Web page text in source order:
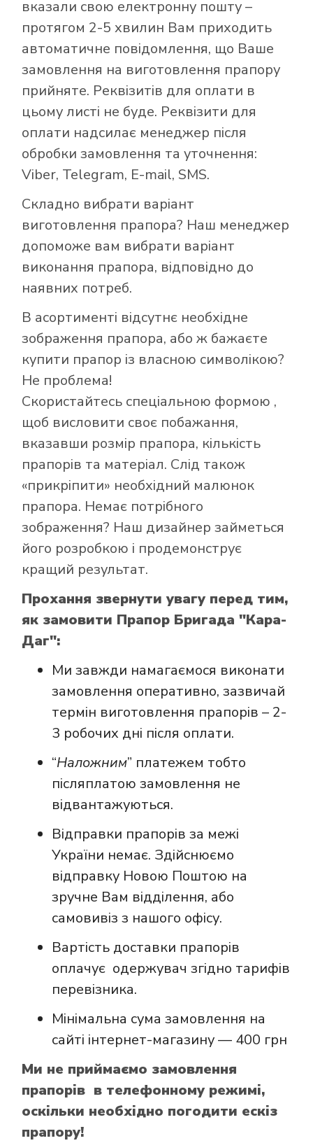
вказали свою електронну пошту –
протягом 2-5 хвилин Вам приходить
автоматичне повідомлення, що Ваше
замовлення на виготовлення прапору
прийняте. Реквізитів для оплати в
цьому листі не буде. Реквізити для
оплати надсилає менеджер після
обробки замовлення та уточнення:
Viber, Telegram, E-mail, SMS.
Складно вибрати варіант
виготовлення прапора? Наш менеджер
допоможе вам вибрати варіант
виконання прапора, відповідно до
наявних потреб.
В асортименті відсутнє необхідне
зображення прапора, або ж бажаєте
купити прапор із власною символікою?
Не проблема!
Скористайтесь спеціальною формою ,
щоб висловити своє побажання,
вказавши розмір прапора, кількість
прапорів та матеріал. Слід також
«прикріпити» необхідний малюнок
прапора. Немає потрібного
зображення? Наш дизайнер займеться
його розробкою і продемонструє
кращий результат.
Прохання звернути увагу перед тим,
як замовити Прапор Бригада "Кара-
Даг":
Ми завжди намагаємося виконати
замовлення оперативно, зазвичай
термін виготовлення прапорів – 2-
3 робочих дні після оплати.
“Наложним” платежем тобто
післяплатою замовлення не
відвантажуються.
Відправки прапорів за межі
України немає. Здійснюємо
відправку Новою Поштою на
зручне Вам відділення, або
самовивіз з нашого офісу.
Вартість доставки прапорів
оплачує одержувач згідно тарифів
перевізника.
Мінімальна сума замовлення на
сайті інтернет-магазину — 400 грн
Ми не приймаємо замовлення
прапорів в телефонному режимі,
оскільки необхідно погодити ескіз
прапору!
Як купити прапор
в інтернет-
магазині Лакор: